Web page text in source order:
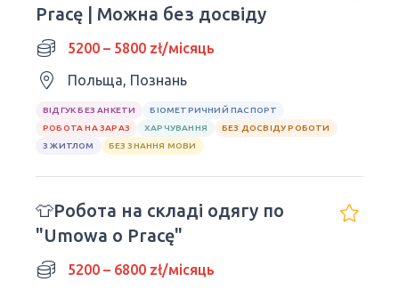
Pracę | Можна без досвіду
5200 – 5800 zł/місяць
Польща, Познань
ВІДГУК БЕЗ АНКЕТИ
БІОМЕТРИЧНИЙ ПАСПОРТ
РОБОТА НА ЗАРАЗ
ХАРЧУВАННЯ
БЕЗ ДОСВІДУ РОБОТИ
З ЖИТЛОМ
БЕЗ ЗНАННЯ МОВИ
👕Робота на складі одягу по
"Umowa o Pracę"
5200 – 6800 zł/місяць